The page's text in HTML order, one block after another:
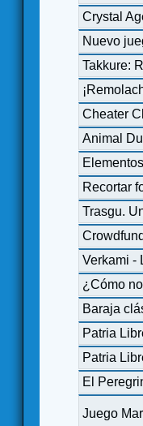
Crystal
Nuevo
Takkure:
Cheater
Animal
Recortar
Trasgu.
Verkami -
¿Cómo
Baraja
Patria
Patria
El
Juego